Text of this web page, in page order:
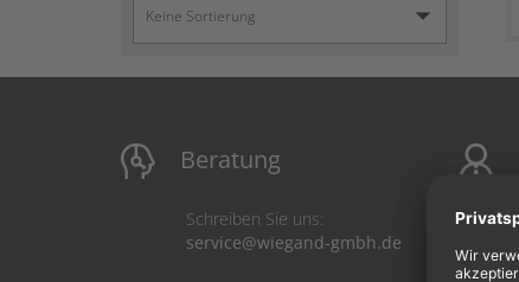
Beratung
Schreiben Sie uns:
service@wiegand-gmbh.de